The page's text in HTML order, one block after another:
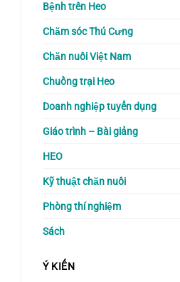
Bệnh trên Heo
Chăm sóc Thú Cưng
Chăn nuôi Việt Nam
Chuồng trại Heo
Doanh nghiệp tuyển dụng
Giáo trình – Bài giảng
HEO
Kỹ thuật chăn nuôi
Phòng thí nghiệm
Sách
Ý KIẾN